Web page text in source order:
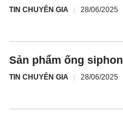
TIN CHUYÊN GIA 28/06/2025
Sản phẩm ống siphon
TIN CHUYÊN GIA 28/06/2025